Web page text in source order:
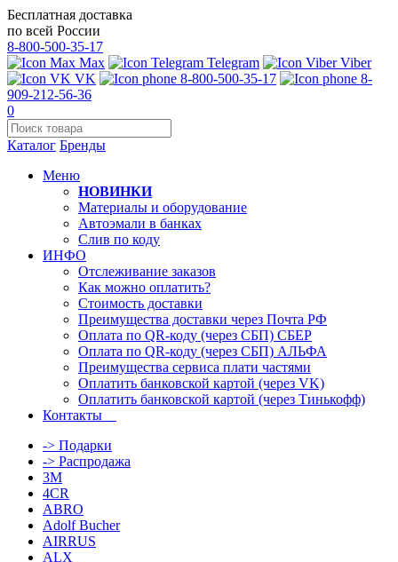
Бесплатная доставка
по всей России
8-800-500-35-17
Max
Telegram
Viber
VK
8-800-500-35-17
8-
909-212-56-36
0
Каталог Бренды
Меню
НОВИНКИ
Материалы и оборудование
Автоэмали в банках
Слив по коду
ИНФО
Отслеживание заказов
Как можно оплатить?
Стоимость доставки
Преимущества доставки через Почта РФ
Оплата по QR-коду (через СБП) СБЕР
Оплата по QR-коду (через СБП) АЛЬФА
Преимущества сервиса плати частями
Оплатить банковской картой (через VK)
Оплатить банковской картой (через Тинькофф)
Контакты
-> Подарки
-> Распродажа
3M
4CR
ABRO
Adolf Bucher
AIRRUS
ALX